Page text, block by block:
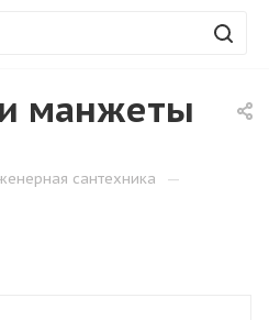
манжеты
сантехника —